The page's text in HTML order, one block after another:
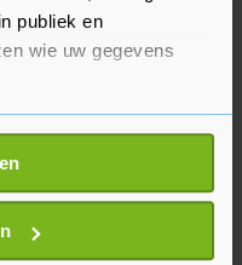
publiek en
wie uw gegevens
uw geografische
nauwkeurig kan zijn
door het actief te
(fingerprinting)
mensen met
sinds vorige week
geteste
cares
aantal sinds